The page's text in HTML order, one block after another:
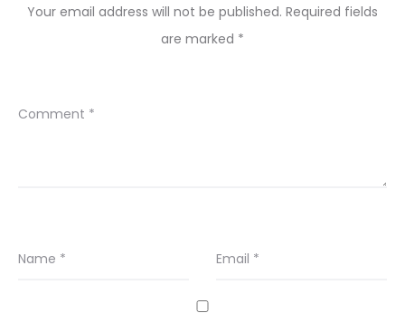
Your email address will not be published. Required fields
are marked *
Comment *
Name * Email *